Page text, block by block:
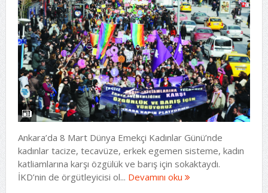
Ankara’da 8 Mart Dünya Emekçi Kadınlar Günü’nde
kadınlar tacize, tecavüze, erkek egemen sisteme, kadın
katliamlarına karşı özgülük ve barış için sokaktaydı.
İKD’nin de örgütleyicisi ol... Devamını oku